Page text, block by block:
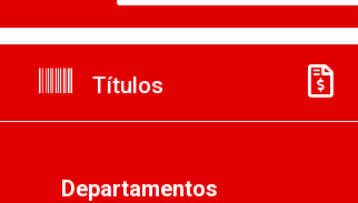
Títulos
Departamentos